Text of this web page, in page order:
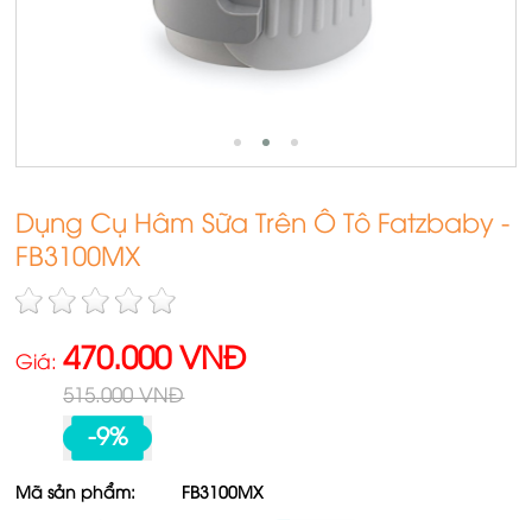
Dụng Cụ Hâm Sữa Trên Ô Tô Fatzbaby -
FB3100MX
Giá:470.000 VNĐ
515.000 VNĐ
-9%
Mã sản phẩm: FB3100MX